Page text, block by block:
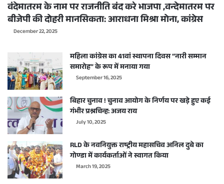
वंदेमातरम के नाम पर राजनीति बंद करे भाजपा ,वन्देमातरम पर
बीजेपी की दोहरी मानसिकता: आराधना मिश्रा मोना, कांग्रेस
December 22, 2025
महिला कांग्रेस का 41वां स्थापना दिवस “नारी सम्मान
समारोह” के रूप में मनाया गया
September 16, 2025
बिहार चुनाव ! चुनाव आयोग के निर्णय पर खड़े हुए कई
गंभीर प्रश्नचिन्ह: अजय राय
July 10, 2025
RLD के नवनियुक्त राष्ट्रीय महासचिव अनिल दुबे का
गोण्डा में कार्यकर्ताओं ने स्वागत किया
March 19, 2025